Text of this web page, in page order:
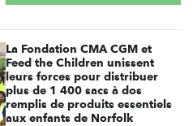
La Fondation CMA CGM et
Feed the Children unissent
leurs forces pour distribuer
plus de 1 400 sacs à dos
remplis de produits essentiels
aux enfants de Norfolk